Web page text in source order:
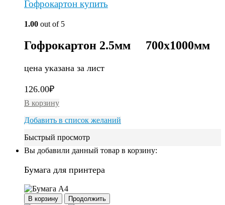
Гофрокартон купить
1.00 out of 5
Гофрокартон 2.5мм 700х1000мм
цена указана за лист
126.00₽
В корзину
Добавить в список желаний
Быстрый просмотр
Вы добавили данный товар в корзину:
Бумага для принтера
В корзину Продолжить